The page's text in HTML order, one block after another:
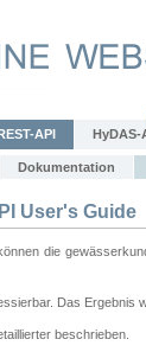
API HyDAS-
Dokumentation
User's Guide
die
Das Ergebnis
beschrieben.